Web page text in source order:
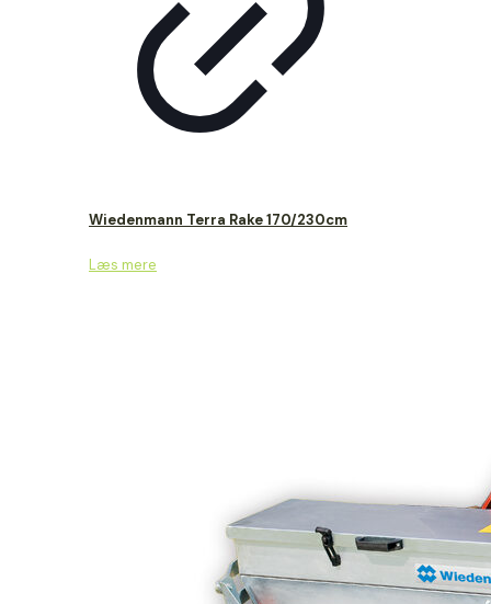
Wiedenmann Terra Rake 170/230cm
Læs mere